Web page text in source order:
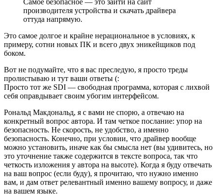
Самое безопасное — это зайти на сайт
производителя устройства и скачать драйвера
оттуда напрямую.
Это самое долгое и крайне нерациональное в условиях, к
примеру, сотни новых ПК и всего двух эникейщиков под
боком.
Вот не подумайте, что я вас преследую, я просто треды
пролистываю и тут ваши ответы (:
Просто тот же SDI — свободная программа, которая с лихвой
себя оправдывает своим убогим интерфейсом.
Рональд Макдональд, я с вами не спорю, а отвечаю на
конкретный вопрос автора. И там четкое послание: упор на
безопасность. Не скорость, не удобство, а именно
безопасность. Конечно, при условии, что драйвер вообще
можно установить, иначе как бы смысла нет (вы удивитесь, но
это уточнение также содержится в тексте вопроса, так что
четкость изложения у автора на высоте). Когда я буду отвечать
на ваш вопрос (если буду), я прочитаю, что нужно именно
вам, и дам ответ релевантный именно вашему вопросу, и даже
на вашем языке.